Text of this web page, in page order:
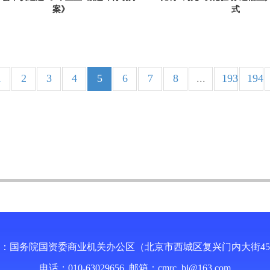
案》
式
2 3 4 5 6 7 8 ... 193 194
国务院国资委商业机关办公区（北京市西城区复兴门内大街45
电话：010-63029656 邮箱： cmrc_bj@163.com